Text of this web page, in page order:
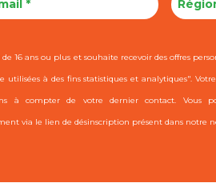
16 ans ou plus et souhaite recevoir des offres
utilisées à des fins statistiques et analytiques".
à compter de votre dernier contact. Vous
via le lien de désinscription présent dans notre